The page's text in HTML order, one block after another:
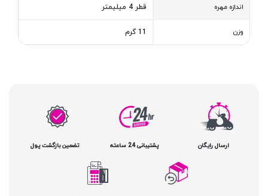
اندازه مهره قطر 4 میلیمتر
وزن 11 گرم
ارسال رایگان پشتیبانی 24 ساعته تضمین بازگشت پول